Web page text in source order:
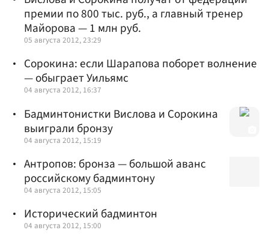
премии по 800 тыс. руб., а главный тренер
Майорова — 1 млн руб.
05 августа 2012, 23:29
Сорокина: если Шарапова поборет волнение
— обыграет Уильямс
04 августа 2012, 16:37
Бадминтонистки Вислова и Сорокина
выиграли бронзу
04 августа 2012, 15:19
Антропов: бронза — большой аванс
российскому бадминтону
04 августа 2012, 15:05
Исторический бадминтон
04 августа 2012, 15:00